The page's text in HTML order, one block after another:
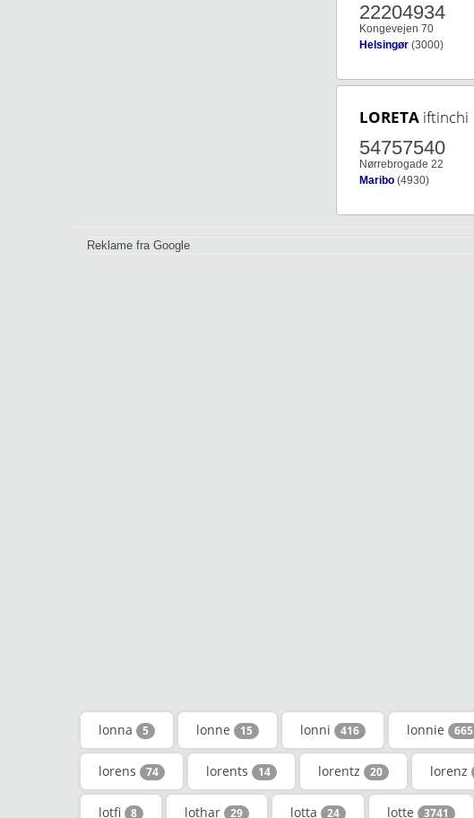
22204934
Kongevejen 70
Helsingør (3000)
LORETA iftinchi
54757540
Nørrebrogade 22
Maribo (4930)
Reklame fra Google
lonna 5 lonne 15 lonni 416 lonnie 665
lorens 74 lorents 14 lorentz 20 lorenz
lotfi 8 lothar 29 lotta 24 lotte 3741